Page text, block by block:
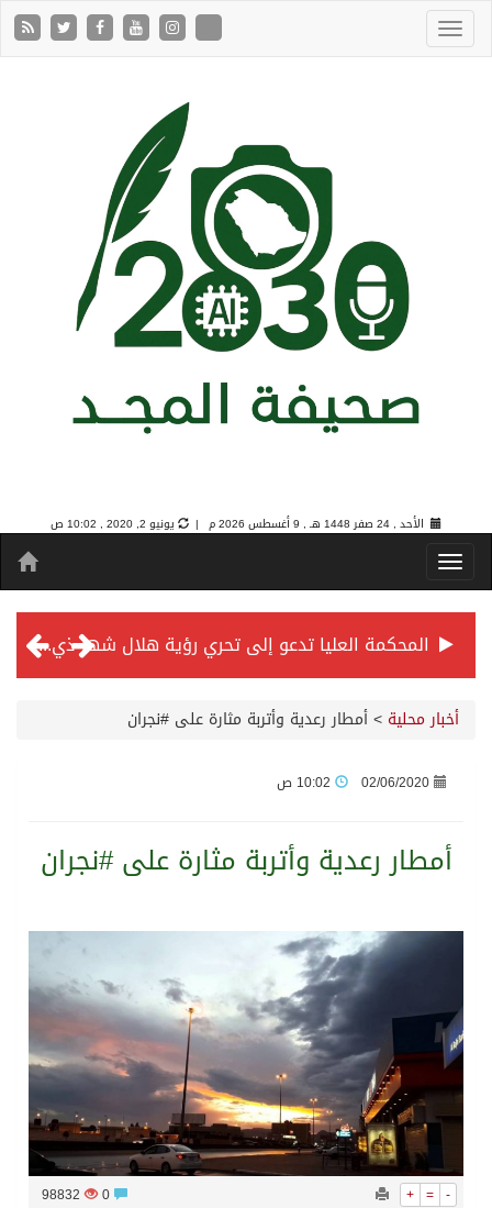
الأحد , 24 صفر 1448 هـ , 9 أغسطس 2026 م | يونيو 2, 2020 , 10:02 ص
المحكمة العليا تدعو إلى تحري رؤية هلال شهر ذي الحجة مساء يوم الأحد الثلاثين من شهر ذي القعدة -حسب تقويم أم القرى- التاسع والعشرين حسب قرار المحكمة العليا
سمو ولي العهد يرأس جلسة مجلس الوزراء في جدة
سراة عبيدة ضمن المراكز الأفضل إعلاميا في أجاويد عسير والثاني في مسار الثقافة والتراث
وزارة الحج والعمرة تعلن بدء وصول ضيوف الرحمن إلى المملكة لأداء فريضة الحج
المملكة تؤكد أهمية استمرارية العمليات التشغيلية البحرية وضمان حماية إمدادات الطاقة وسلاسل الإمداد
أخبار محلية >أمطار رعدية وأتربة مثارة على #نجران
02/06/2020
أمطار رعدية وأتربة مثارة على #نجران
+ = -
98832